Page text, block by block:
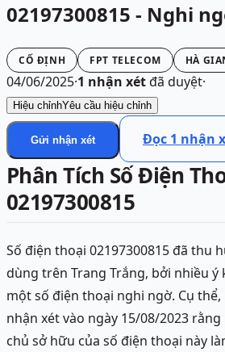
02197300815 - Nghi
CỐ ĐỊNH FPT TELECOM HÀ
04/06/2025·1 nhận xétđã duyệt·
Hiệu chỉnhYêu cầu hiệu chỉnh
Gửi nhận xét Đọc 1 nhận
Phân Tích Số Điện
02197300815
Số điện thoại 02197300815 đã thu
dùng trên Trang Trắng, bởi nhiều ý
một số điện thoại nghi ngờ. Cụ
nhận xét vào ngày 15/08/2023
chủ sở hữu của số điện thoại này